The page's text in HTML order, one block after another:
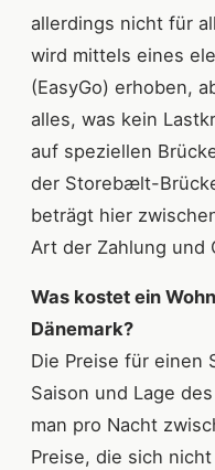
allerdings nicht für
wird mittels eines
(EasyGo) erhoben,
alles, was kein
auf speziellen
der Storebælt-
beträgt hier
Art der Zahlung und
Was kostet ein
Dänemark?
Die Preise für einen
Saison und Lage
man pro Nacht
Preise, die sich